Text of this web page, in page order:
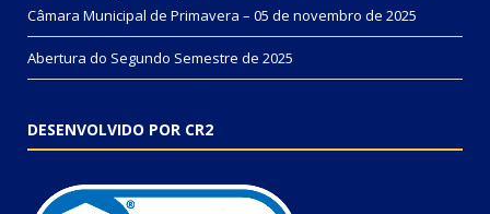
Câmara Municipal de Primavera – 05 de novembro de 2025
Abertura do Segundo Semestre de 2025
DESENVOLVIDO POR CR2